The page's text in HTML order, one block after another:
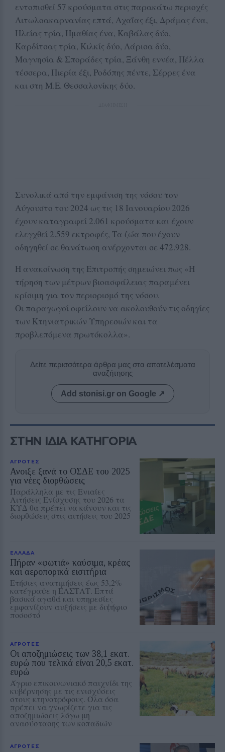
εντοπισθεί 57 κρούσματα στις παρακάτω περιοχές
Αιτωλοακαρνανίας επτά, Αχαΐας έξι, Δράμας ένα,
Ηλείας τρία, Ημαθίας ένα, Καβάλας δύο,
Καρδίτσας τρία, Κιλκίς δύο, Λάρισα δύο,
Μαγνησία & Σποράδες τρία, Ξάνθη εννέα, Πέλλα
τέσσερα, Πιερία έξι, Ροδόπης πέντε, Σέρρες ένα
και στη Μ.Ε. Θεσσαλονίκης δύο.
Συνολικά από την εμφάνιση της νόσου τον
Αύγουστο του 2024 ως τις 18 Ιανουαρίου 2026
έχουν καταγραφεί 2.061 κρούσματα και έχουν
ελεγχθεί 2.559 εκτροφές, Τα ζώα που έχουν
οδηγηθεί σε θανάτωση ανέρχονται σε 472.928.
Η ανακοίνωση της Επιτροπής σημειώνει πως «Η
τήρηση των μέτρων βιοασφάλειας παραμένει
κρίσιμη για τον περιορισμό της νόσου.
Οι παραγωγοί οφείλουν να ακολουθούν τις οδηγίες
των Κτηνιατρικών Υπηρεσιών και τα
προβλεπόμενα πρωτόκολλα».
Δείτε περισσότερα άρθρα μας στα αποτελέσματα
αναζήτησης
Add stonisi.gr on Google ↗
ΣΤΗΝ ΙΔΙΑ ΚΑΤΗΓΟΡΙΑ
ΑΓΡΟΤΕΣ
Ανοιξε ξανά το ΟΣΔΕ του 2025
για νέες διορθώσεις
Παράλληλα με τις Ενιαίες
Αιτήσεις Ενίσχυσης του 2026 τα
ΚΥΔ θα πρέπει να κάνουν και τις
διορθώσεις στις αιτήσεις του 2025
ΕΛΛΑΔΑ
Πήραν «φωτιά» καύσιμα, κρέας
και αεροπορικά εισιτήρια
Ετήσιες ανατιμήσεις έως 53,2%
κατέγραψε η ΕΛΣΤΑΤ. Επτά
βασικά αγαθά και υπηρεσίες
εμφανίζουν αυξήσεις με διψήφιο
ποσοστό
ΑΓΡΟΤΕΣ
Οι αποζημιώσεις των 38,1 εκατ.
ευρώ που τελικά είναι 20,5 εκατ.
ευρώ
Άγριο επικοινωνιακό παιχνίδι της
κυβέρνησης με τις ενισχύσεις
στους κτηνοτρόφους. Όλα όσα
πρέπει να γνωρίζετε για τις
αποζημιώσεις λόγω μη
ανασύστασης των κοπαδιών
ΑΓΡΟΤΕΣ